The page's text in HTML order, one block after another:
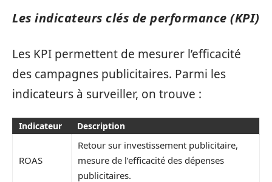
Les indicateurs clés de performance (KPI)
Les KPI permettent de mesurer l’efficacité
des campagnes publicitaires. Parmi les
indicateurs à surveiller, on trouve :
Indicateur Description
ROAS
Retour sur investissement publicitaire,
mesure de l’efficacité des dépenses
publicitaires.